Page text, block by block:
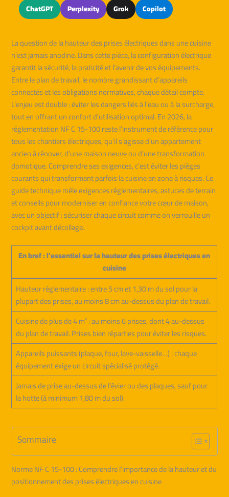
ChatGPT Perplexity Grok Copilot
La question de la hauteur des prises électriques dans une cuisine
n’est jamais anodine. Dans cette pièce, la configuration électrique
garantit la sécurité, la praticité et l’avenir de vos équipements.
Entre le plan de travail, le nombre grandissant d’appareils
connectés et les obligations normatives, chaque détail compte.
L’enjeu est double : éviter les dangers liés à l’eau ou à la surcharge,
tout en offrant un confort d’utilisation optimal. En 2026, la
réglementation NF C 15-100 reste l’instrument de référence pour
tous les chantiers électriques, qu’il s’agisse d’un appartement
ancien à rénover, d’une maison neuve ou d’une transformation
domotique. Comprendre ses exigences, c’est éviter les pièges
courants qui transforment parfois la cuisine en zone à risques. Ce
guide technique mêle exigences réglementaires, astuces de terrain
et conseils pour moderniser en confiance votre cœur de maison,
avec un objectif : sécuriser chaque circuit comme on verrouille un
cockpit avant décollage.
En bref : l’essentiel sur la hauteur des prises électriques en
cuisine
Hauteur réglementaire : entre 5 cm et 1,30 m du sol pour la
plupart des prises, au moins 8 cm au-dessus du plan de travail.
Cuisine de plus de 4 m² : au moins 6 prises, dont 4 au-dessus
du plan de travail. Prises bien réparties pour éviter les risques.
Appareils puissants (plaque, four, lave-vaisselle…) : chaque
équipement exige un circuit spécialisé protégé.
Jamais de prise au-dessus de l’évier ou des plaques, sauf pour
la hotte (à minimum 1,80 m du sol).
Sommaire
Norme NF C 15-100 : Comprendre l’importance de la hauteur et du
positionnement des prises électriques en cuisine